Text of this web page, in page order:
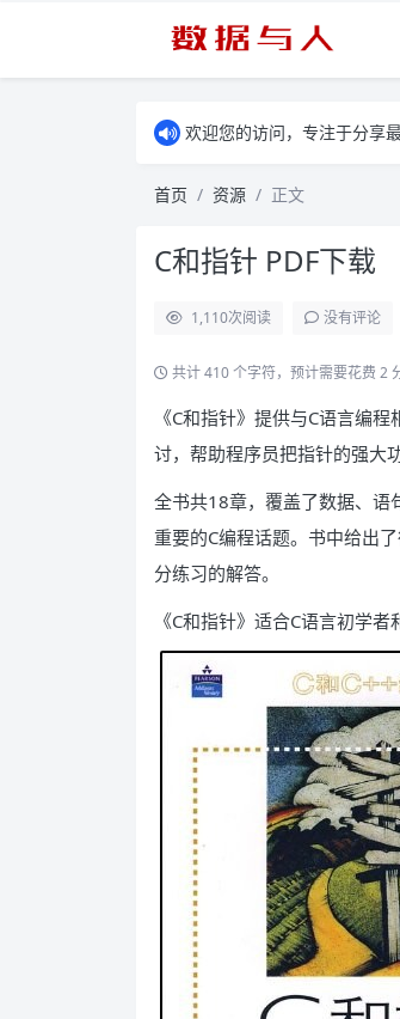
欢迎您的访问，专注于分享
首页 资源 正文
C和指针 PDF下载
1,110次阅读 没有评论
共计 410 个字符，预计需要花费 2
《C和指针》提供与C语言编
讨，帮助程序员把指针的强大
全书共18章，覆盖了数据、语
重要的C编程话题。书中给出
分练习的解答。
《C和指针》适合C语言初学